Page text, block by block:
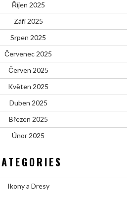
Říjen 2025
Září 2025
Srpen 2025
Červenec 2025
Červen 2025
Květen 2025
Duben 2025
Březen 2025
Únor 2025
Ikony a Dresy